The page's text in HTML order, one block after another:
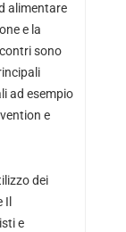
alimentare
e la
sono
ad esempio
e
dei
e